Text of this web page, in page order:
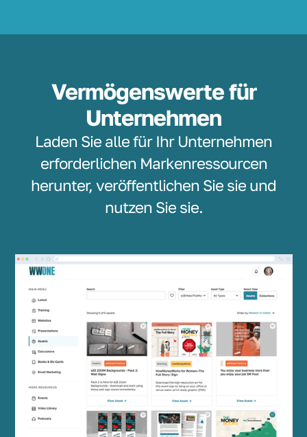
Vermögenswerte für
Unternehmen
Laden Sie alle für Ihr Unternehmen
erforderlichen Markenressourcen
herunter, veröffentlichen Sie sie und
nutzen Sie sie.